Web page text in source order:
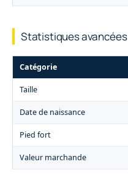
Statistiques avancées
Catégorie
Taille
Date de naissance
Pied fort
Valeur marchande